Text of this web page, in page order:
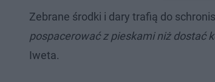
Zebrane środki i dary trafią do
pospacerować z pieskami niż dostać
Iweta.